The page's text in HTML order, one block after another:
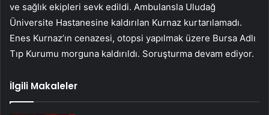
ve sağlık ekipleri sevk edildi. Ambulansla Uludağ
Üniversite Hastanesine kaldırılan Kurnaz kurtarılamadı.
Enes Kurnaz’ın cenazesi, otopsi yapılmak üzere Bursa Adlı
Tıp Kurumu morguna kaldırıldı. Soruşturma devam ediyor.
İlgili Makaleler